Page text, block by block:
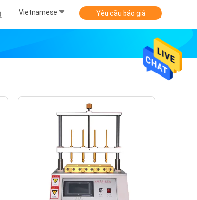
Vietnamese Yêu cầu báo giá